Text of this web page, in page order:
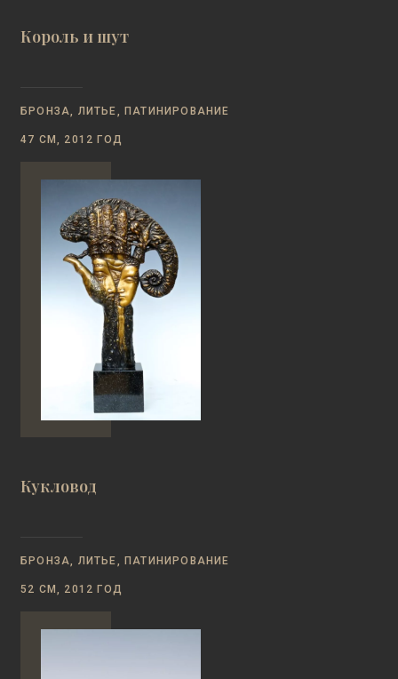
Король и шут
БРОНЗА, ЛИТЬЕ, ПАТИНИРОВАНИЕ
47 СМ, 2012 ГОД
Кукловод
БРОНЗА, ЛИТЬЕ, ПАТИНИРОВАНИЕ
52 СМ, 2012 ГОД